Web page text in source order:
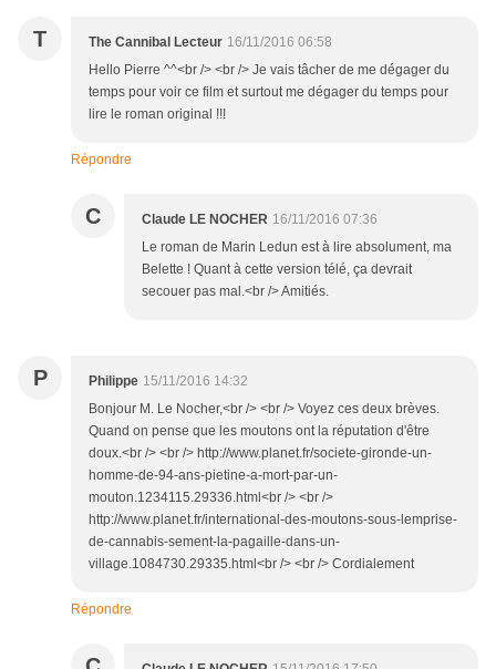
T The Cannibal Lecteur 16/11/2016 06:58
Hello Pierre ^^<br /> <br /> Je vais tâcher de me dégager du
temps pour voir ce film et surtout me dégager du temps pour
lire le roman original !!!
Répondre
C Claude LE NOCHER 16/11/2016 07:36
Le roman de Marin Ledun est à lire absolument, ma
Belette ! Quant à cette version télé, ça devrait
secouer pas mal.<br /> Amitiés.
P Philippe 15/11/2016 14:32
Bonjour M. Le Nocher,<br /> <br /> Voyez ces deux brèves.
Quand on pense que les moutons ont la réputation d'être
doux.<br /> <br /> http://www.planet.fr/societe-gironde-un-
homme-de-94-ans-pietine-a-mort-par-un-
mouton.1234115.29336.html<br /> <br />
http://www.planet.fr/international-des-moutons-sous-lemprise-
de-cannabis-sement-la-pagaille-dans-un-
village.1084730.29335.html<br /> <br /> Cordialement
Répondre